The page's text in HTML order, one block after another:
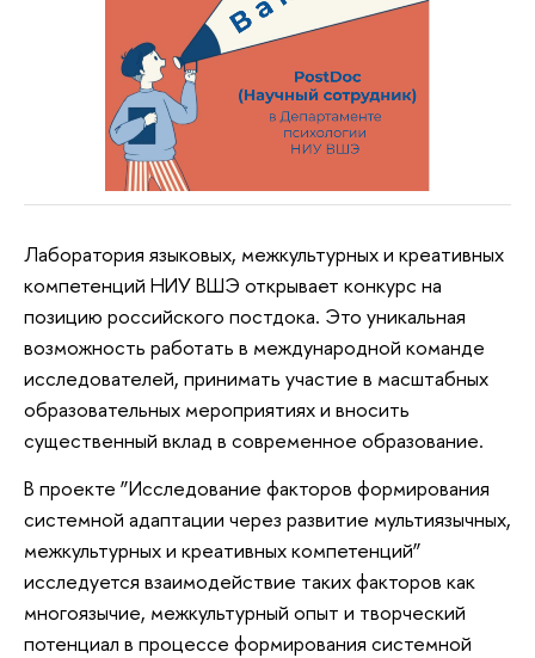
Лаборатория языковых, межкультурных и креативных
компетенций НИУ ВШЭ открывает конкурс на
позицию российского постдока. Это уникальная
возможность работать в международной команде
исследователей, принимать участие в масштабных
образовательных мероприятиях и вносить
существенный вклад в современное образование.
В проекте ”Исследование факторов формирования
системной адаптации через развитие мультиязычных,
межкультурных и креативных компетенций”
исследуется взаимодействие таких факторов как
многоязычие, межкультурный опыт и творческий
потенциал в процессе формирования системной